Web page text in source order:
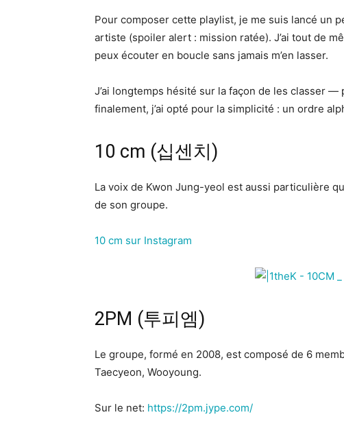
Pour composer cette playlist, je me suis lancé un
artiste (spoiler alert : mission ratée). J’ai tout de
peux écouter en boucle sans jamais m’en lasser.
J’ai longtemps hésité sur la façon de les classer
finalement, j’ai opté pour la simplicité : un ordre
10 cm (십센치)
La voix de Kwon Jung-yeol est aussi particulière
de son groupe.
10 cm sur Instagram
2PM (투피엠)
Le groupe, formé en 2008, est composé de 6
Taecyeon, Wooyoung.
Sur le net: https://2pm.jype.com/